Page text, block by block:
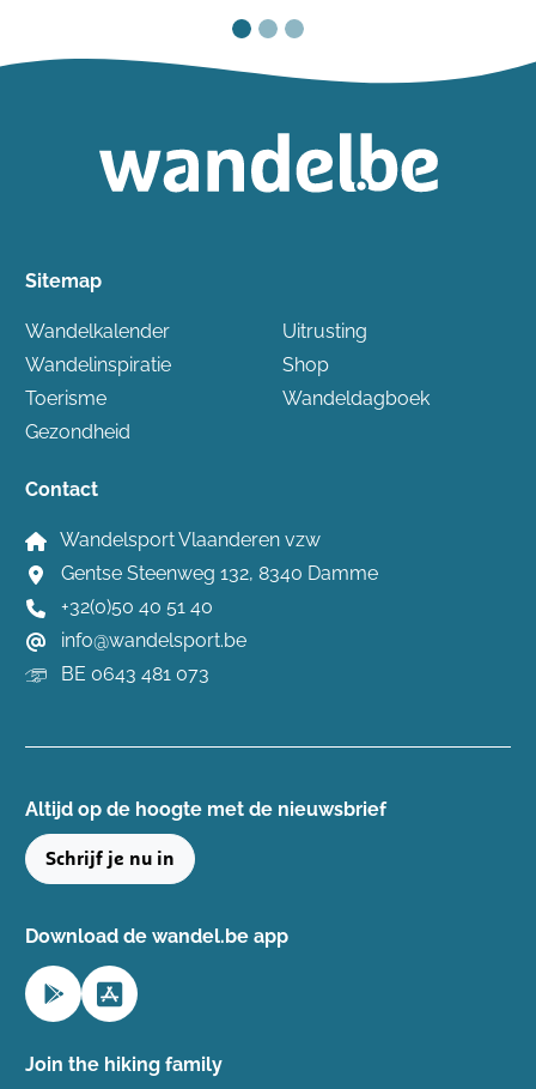
Sitemap
Wandelkalender
Wandelinspiratie
Toerisme
Gezondheid
Uitrusting
Shop
Wandeldagboek
Contact
Wandelsport Vlaanderen vzw
Gentse Steenweg 132, 8340 Damme
+32(0)50 40 51 40
info@wandelsport.be
BE 0643 481 073
Altijd op de hoogte ​met de nieuwsbrief
Schrijf je nu in
Download de wandel.be app
Join the hiking family